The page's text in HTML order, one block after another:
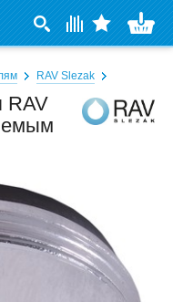
RAV Slezak
RAV